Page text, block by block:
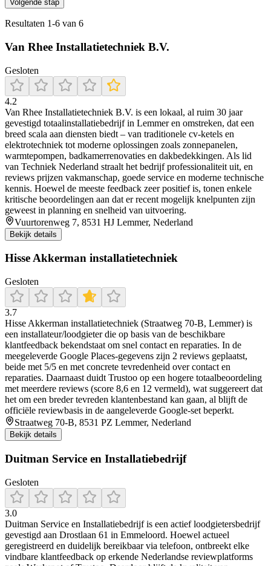
Volgende stap
Resultaten 1-6 van 6
Van Rhee Installatietechniek B.V.
Gesloten
4.2
Van Rhee Installatietechniek B.V. is een lokaal, al ruim 30 jaar
gevestigd totaalinstallatiebedrijf in Lemmer en omstreken, dat een
breed scala aan diensten biedt – van traditionele cv-ketels en
elektrotechniek tot moderne oplossingen zoals zonnepanelen,
warmtepompen, badkamerrenovaties en dakbedekkingen. Als lid
van Techniek Nederland straalt het bedrijf professionaliteit uit, en
reviews prijzen vakmanschap, goede service en moderne technische
kennis. Hoewel de meeste feedback zeer positief is, tonen enkele
kritische beoordelingen aan dat er recent mogelijk knelpunten zijn
geweest in planning en snelheid van uitvoering.
Vuurtorenweg 7, 8531 HJ Lemmer, Nederland
Bekijk details
Hisse Akkerman installatietechniek
Gesloten
3.7
Hisse Akkerman installatietechniek (Straatweg 70-B, Lemmer) is
een installateur/loodgieter die op basis van de beschikbare
klantfeedback bekendstaat om snel contact en reparaties. In de
meegeleverde Google Places-gegevens zijn 2 reviews geplaatst,
beide met 5/5 en met concrete tevredenheid over contact en
reparaties. Daarnaast duidt Trustoo op een hogere totaalbeoordeling
met meerdere reviews (score 8,6 en 12 vermeld), wat suggereert dat
het om een breder tevreden klantenbestand kan gaan, al blijft de
officiële reviewbasis in de aangeleverde Google-set beperkt.
Straatweg 70-B, 8531 PZ Lemmer, Nederland
Bekijk details
Duitman Service en Installatiebedrijf
Gesloten
3.0
Duitman Service en Installatiebedrijf is een actief loodgietersbedrijf
gevestigd aan Drostlaan 61 in Emmeloord. Hoewel actueel
geregistreerd en duidelijk bereikbaar via telefoon, ontbreekt elke
vindbare klantfeedback op erkende Nederlandse reviewplatforms